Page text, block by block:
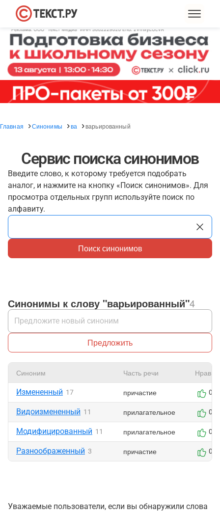
Главная Синонимы ва варьированный
Сервис поиска синонимов
Введите слово, к которому требуется подобрать
аналог, и нажмите на кнопку «Поиск синонимов». Для
просмотра отдельных групп используйте поиск по
алфавиту.
Поиск синонимов
Синонимы к слову "варьированный"4
Предложить
Синоним Часть речи
Измененный 17 причастие 0
Видоизмененный 11 прилагательное 0
Модифицированный 11 прилагательное 0
Разноображенный 3 причастие 0
Уважаемые пользователи, если вы обнаружили слова